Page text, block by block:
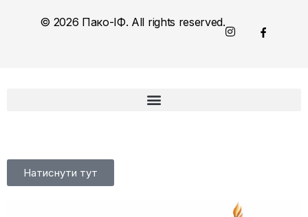
© 2026 Пако-ІФ. All rights reserved.
Натиснути тут